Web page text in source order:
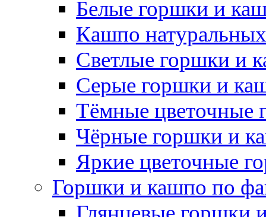
Белые горшки и
Кашпо
Светлые горшки и
Серые горшки и
Тёмные цветочные
Чёрные горшки и
Яркие цветочные
Горшки и кашпо по